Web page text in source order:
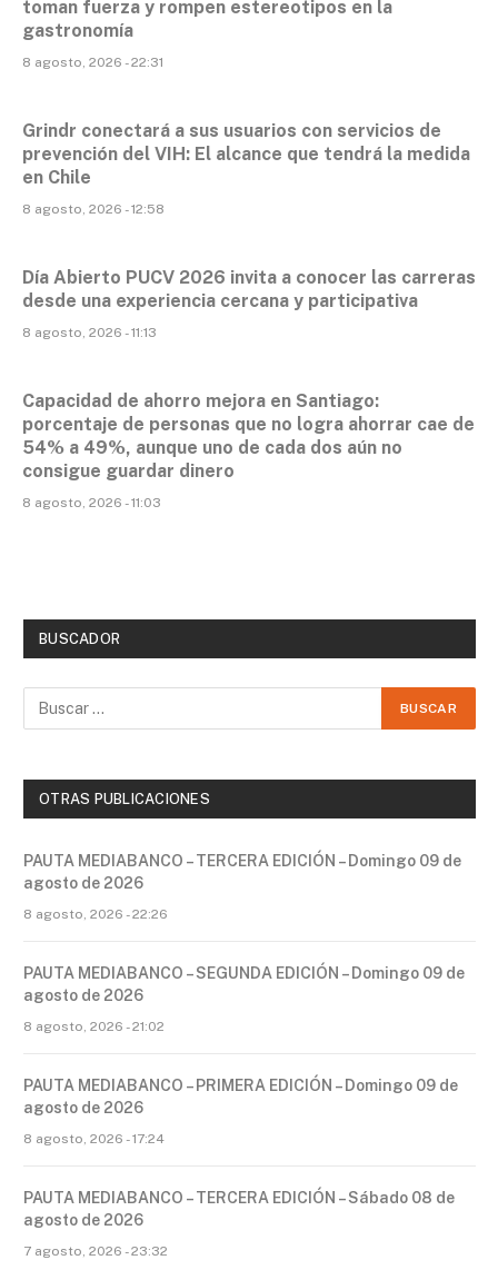
toman fuerza y rompen estereotipos en la
gastronomía
8 agosto, 2026 - 22:31
Grindr conectará a sus usuarios con servicios de
prevención del VIH: El alcance que tendrá la medida
en Chile
8 agosto, 2026 - 12:58
Día Abierto PUCV 2026 invita a conocer las carreras
desde una experiencia cercana y participativa
8 agosto, 2026 - 11:13
Capacidad de ahorro mejora en Santiago:
porcentaje de personas que no logra ahorrar cae de
54% a 49%, aunque uno de cada dos aún no
consigue guardar dinero
8 agosto, 2026 - 11:03
BUSCADOR
OTRAS PUBLICACIONES
PAUTA MEDIABANCO – TERCERA EDICIÓN – Domingo 09 de
agosto de 2026
8 agosto, 2026 - 22:26
PAUTA MEDIABANCO – SEGUNDA EDICIÓN – Domingo 09 de
agosto de 2026
8 agosto, 2026 - 21:02
PAUTA MEDIABANCO – PRIMERA EDICIÓN – Domingo 09 de
agosto de 2026
8 agosto, 2026 - 17:24
PAUTA MEDIABANCO – TERCERA EDICIÓN – Sábado 08 de
agosto de 2026
7 agosto, 2026 - 23:32